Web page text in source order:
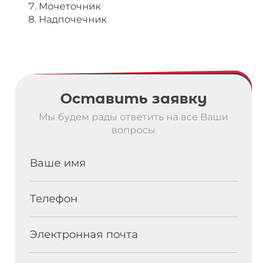
Мочеточник
Надпочечник
Оставить заявку
Мы будем рады ответить на все Ваши
вопросы
Ваше имя
Телефон
Электронная почта